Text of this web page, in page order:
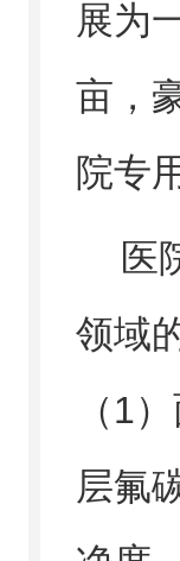
展为
亩，
院专
医
领域
（1
层氟